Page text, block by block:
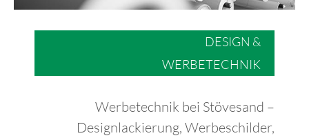
DESIGN &
WERBETECHNIK
Werbetechnik bei Stövesand –
Designlackierung, Werbeschilder,